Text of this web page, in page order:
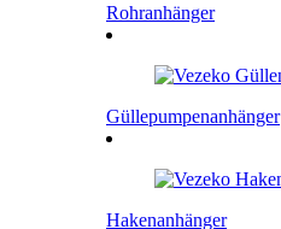
Rohranhänger
Güllepumpenanhänger
Hakenanhänger